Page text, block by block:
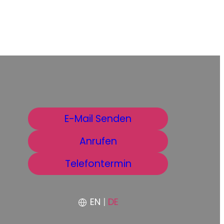
E-Mail Senden
Anrufen
Telefontermin
EN | DE